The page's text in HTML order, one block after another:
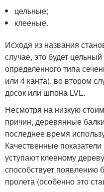
цельные;
клееные.
Исходя из названия
случае, это будет
определенного типа
или 4 канта), во втором
досок или шпона LVL.
Несмотря на низкую
причин, деревянные
последнее время
Качественные
уступают клееному
способствует появлению
пролета (особенно это